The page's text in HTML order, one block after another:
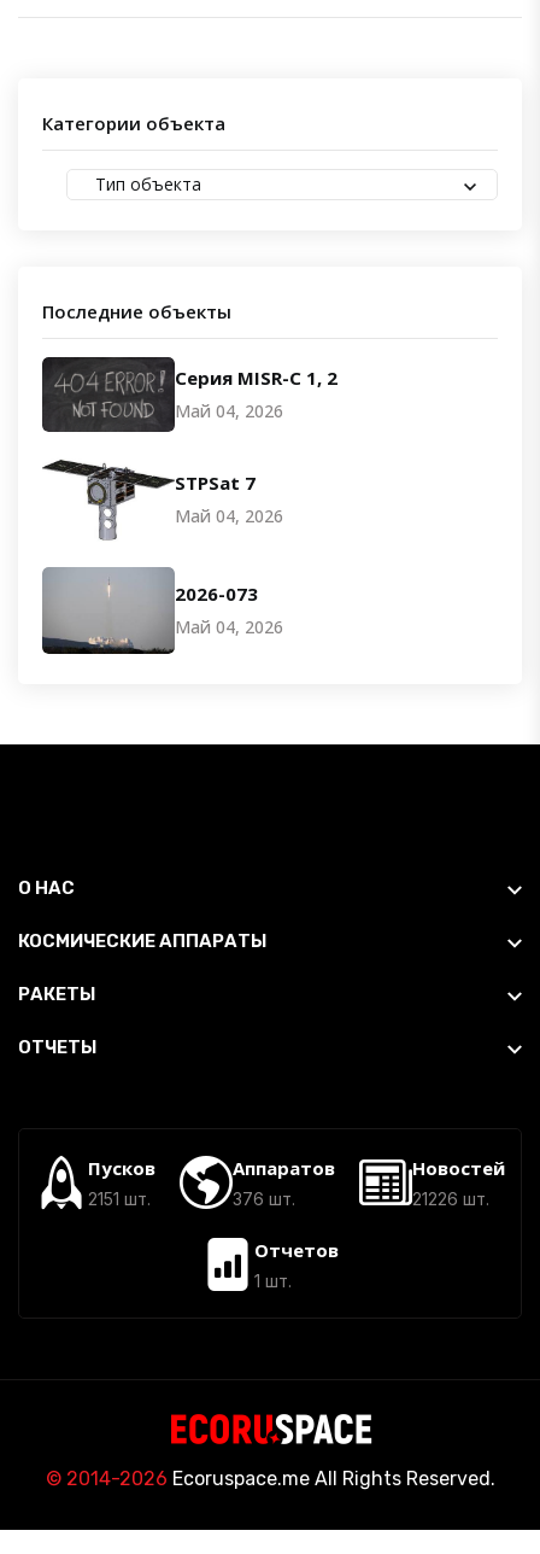
Категории объекта
Тип объекта
Последние объекты
Серия MISR-C 1, 2
Май 04, 2026
STPSat 7
Май 04, 2026
2026-073
Май 04, 2026
О НАС
КОСМИЧЕСКИЕ АППАРАТЫ
РАКЕТЫ
ОТЧЕТЫ
Пусков
2151 шт.
Аппаратов
376 шт.
Новостей
21226 шт.
Отчетов
1 шт.
© 2014-2026 Ecoruspace.me All Rights Reserved.